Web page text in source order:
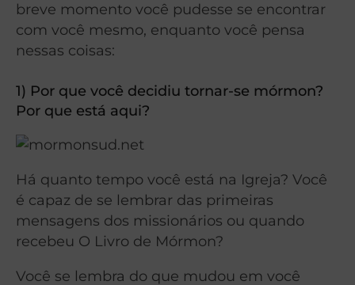
breve momento você pudesse se encontrar
com você mesmo, enquanto você pensa
nessas coisas:
1) Por que você decidiu tornar-se mórmon?
Por que está aqui?
Há quanto tempo você está na Igreja? Você
é capaz de se lembrar das primeiras
mensagens dos missionários ou quando
recebeu O Livro de Mórmon?
Você se lembra do que mudou em você